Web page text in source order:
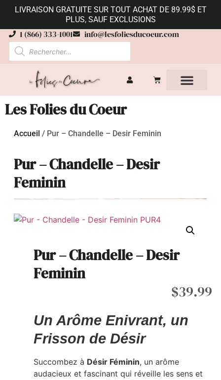
LIVRAISON GRATUITE SUR TOUT ACHAT DE 89.99$ ET
PLUS, SAUF EXCLUSIONS
1 (866) 333-1001 info@lesfoliesducoeur.com
Les Folies du Coeur
Accueil / Pur – Chandelle – Desir Feminin
Pur – Chandelle – Desir
Feminin
Pur – Chandelle – Desir
Feminin
$39.99
Un Arôme Enivrant, un
Frisson de Désir
Succombez à Désir Féminin, un arôme
audacieux et fascinant qui réveille les sens et